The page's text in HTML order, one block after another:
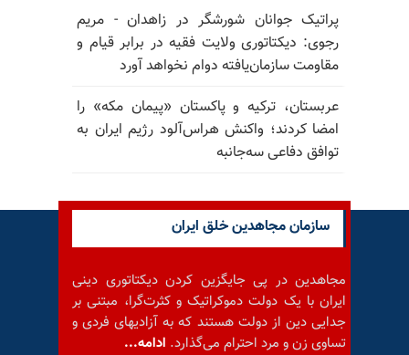
پراتیک جوانان شورشگر در زاهدان - مریم
رجوی: دیکتاتوری ولایت فقیه در برابر قیام و
مقاومت سازمان‌یافته دوام نخواهد آورد
عربستان، ترکیه و پاکستان «پیمان مکه» را
امضا کردند؛ واکنش هراس‌آلود رژیم ایران به
توافق دفاعی سه‌جانبه
سازمان مجاهدین خلق ایران
مجاهدین در پی جایگزین کردن دیکتاتوری دینی
ایران با یک دولت دموکراتیک و کثرت‌گرا، مبتنی بر
جدایی دین از دولت هستند که به آزادیهای فردی و
تساوی زن و مرد احترام می‌گذارد. ادامه...